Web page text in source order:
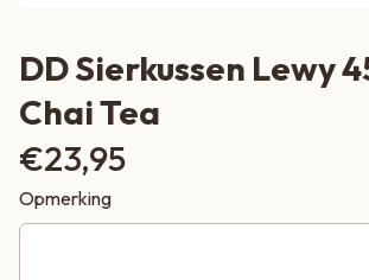
DD Sierkussen Lewy
Chai Tea
€23,95
Opmerking